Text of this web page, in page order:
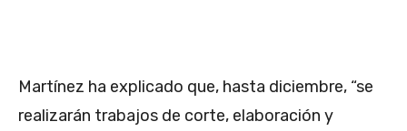
Martínez ha explicado que, hasta diciembre, “se
realizarán trabajos de corte, elaboración y